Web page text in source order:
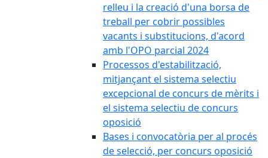
relleu i la creació d'una borsa de
treball per cobrir possibles
vacants i substitucions, d'acord
amb l'OPO parcial 2024
Processos d'estabilització,
mitjançant el sistema selectiu
excepcional de concurs de mèrits i
el sistema selectiu de concurs
oposició
Bases i convocatòria per al procés
de selecció, per concurs oposició